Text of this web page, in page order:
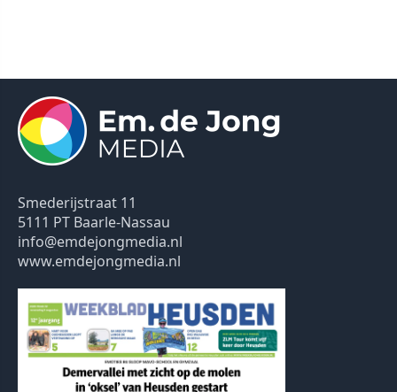
Smederijstraat 11
5111 PT Baarle-Nassau
info@emdejongmedia.nl
www.emdejongmedia.nl